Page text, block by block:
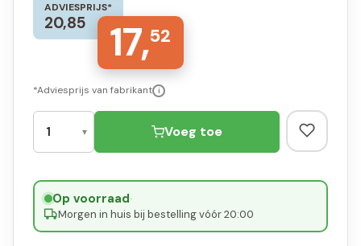
ADVIESPRIJS*
20,85 17,52
*Adviesprijs van fabrikant i
Voeg toe
Op voorraad·
Morgen in huis bij bestelling vóór 20:00